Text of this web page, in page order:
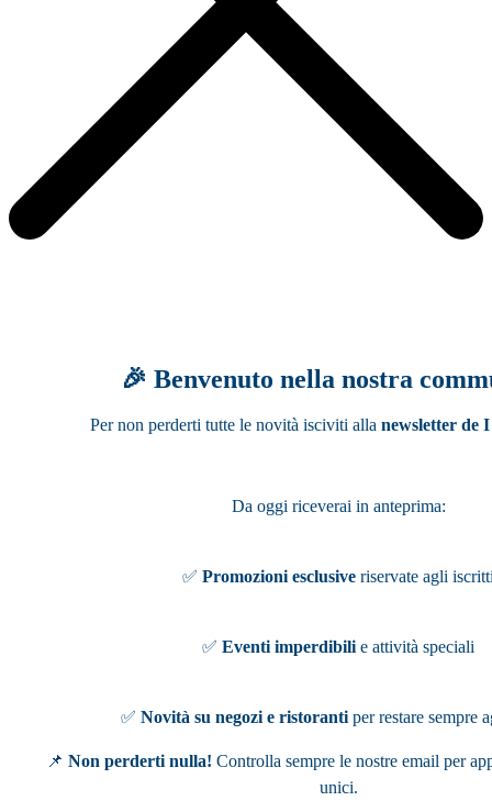
🎉 Benvenuto nella nostra
Per non perderti tutte le novità isciviti alla newsletter de
Da oggi riceverai in anteprima:
✅ Promozioni esclusive riservate agli
✅ Eventi imperdibili e attività speciali
✅ Novità su negozi e ristoranti per restare sempre
📌 Non perderti nulla! Controlla sempre le nostre email per
unici.